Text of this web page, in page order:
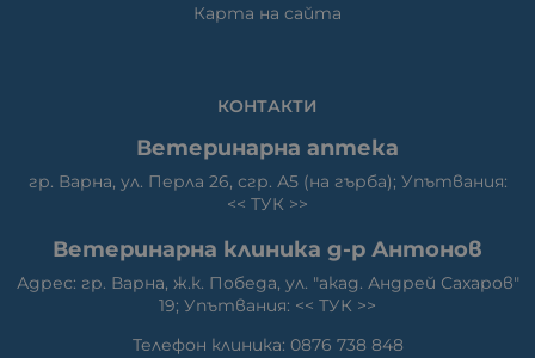
Карта на сайта
КОНТАКТИ
Ветеринарна аптека
гр. Варна, ул. Перла 26, сгр. А5 (на гърба); Упътвания:
<< ТУК >>
Ветеринарна клиника д-р Антонов
Адрес: гр. Варна, ж.к. Победа, ул. "акад. Андрей Сахаров"
19; Упътвания: << ТУК >>
Телефон клиника: 0876 738 848